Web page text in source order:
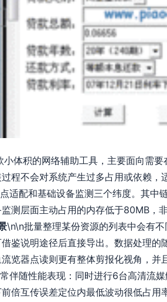
小体积的网络辅助工具，主要面向需
程不会对系统产生过多占用或依赖
适配和基础设备监测三个纬度。其中
测层面主动占用的内存低于80MB，
\n\n批量整理某份资源的列表中会有
鉴说明途径后直接导出。数据处理
览器点读则更有整体剪报化视角，
伴随性能表现：同时进行6台高清流
倍互传误差定位内最低波动很低占